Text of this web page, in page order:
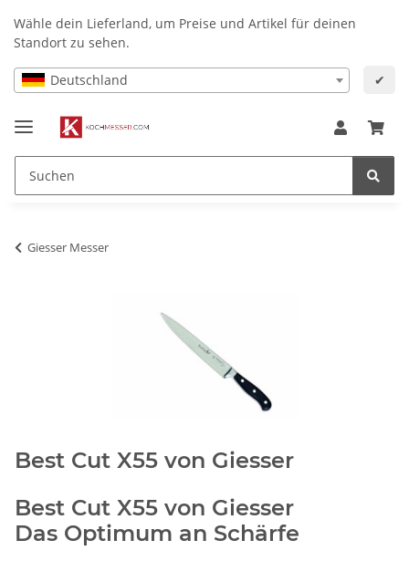
Wähle dein Lieferland, um Preise und Artikel für deinen
Standort zu sehen.
Deutschland ✔
Giesser Messer
Best Cut X55 von Giesser
Best Cut X55 von Giesser
Das Optimum an Schärfe